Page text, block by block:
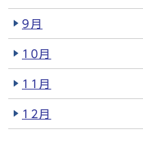
9月
10月
11月
12月